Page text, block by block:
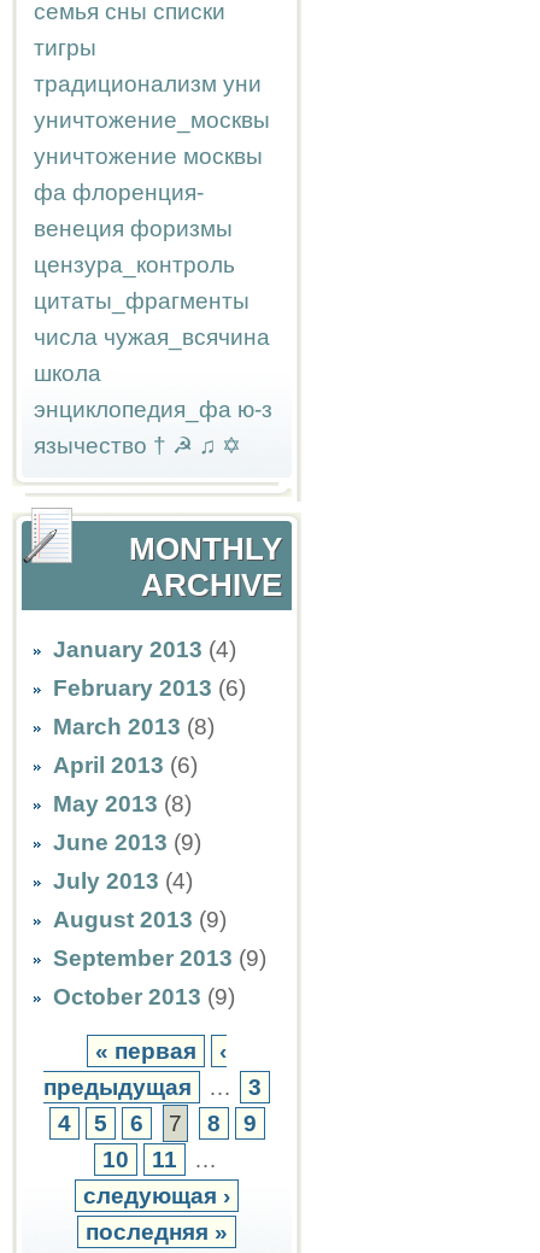
семья сны списки
тигры
традиционализм уни
уничтожение_москвы
уничтожение москвы
фа флоренция-
венеция форизмы
цензура_контроль
цитаты_фрагменты
числа чужая_всячина
школа
энциклопедия_фа ю-з
язычество † ☭ ♫ ✡
MONTHLY
ARCHIVE
January 2013 (4)
February 2013 (6)
March 2013 (8)
April 2013 (6)
May 2013 (8)
June 2013 (9)
July 2013 (4)
August 2013 (9)
September 2013 (9)
October 2013 (9)
« первая
‹
предыдущая
…
3
4
5 6 7 8
9
10
11
…
следующая ›
последняя »